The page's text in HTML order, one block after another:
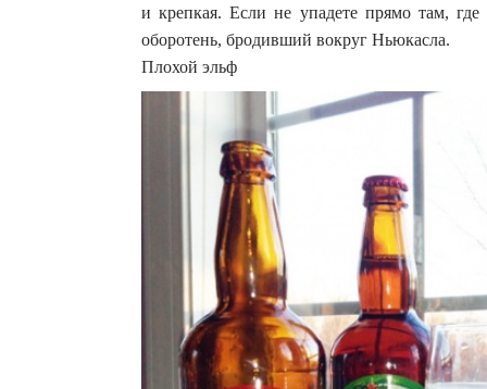
и крепкая. Если не упадете прямо там,
оборотень, бродивший вокруг Ньюкасла.
Плохой эльф